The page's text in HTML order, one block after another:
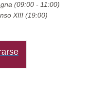
(09:00 - 11:00)
XIII (19:00)